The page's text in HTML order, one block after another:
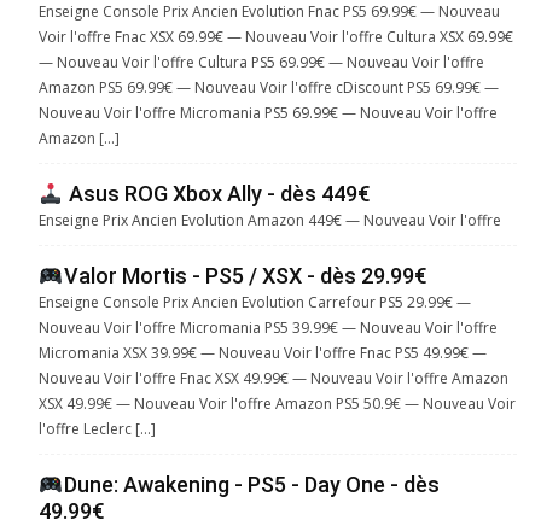
Enseigne Console Prix Ancien Evolution Fnac PS5 69.99€ — Nouveau
Voir l'offre Fnac XSX 69.99€ — Nouveau Voir l'offre Cultura XSX 69.99€
— Nouveau Voir l'offre Cultura PS5 69.99€ — Nouveau Voir l'offre
Amazon PS5 69.99€ — Nouveau Voir l'offre cDiscount PS5 69.99€ —
Nouveau Voir l'offre Micromania PS5 69.99€ — Nouveau Voir l'offre
Amazon […]
Asus ROG Xbox Ally - dès 449€
Enseigne Prix Ancien Evolution Amazon 449€ — Nouveau Voir l'offre
Valor Mortis - PS5 / XSX - dès 29.99€
Enseigne Console Prix Ancien Evolution Carrefour PS5 29.99€ —
Nouveau Voir l'offre Micromania PS5 39.99€ — Nouveau Voir l'offre
Micromania XSX 39.99€ — Nouveau Voir l'offre Fnac PS5 49.99€ —
Nouveau Voir l'offre Fnac XSX 49.99€ — Nouveau Voir l'offre Amazon
XSX 49.99€ — Nouveau Voir l'offre Amazon PS5 50.9€ — Nouveau Voir
l'offre Leclerc […]
Dune: Awakening - PS5 - Day One - dès
49.99€